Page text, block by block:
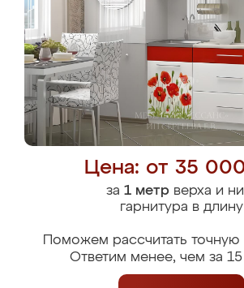
Цена: от 35
за 1 метрверха и
гарнитура в длину
Поможем рассчитать точную
Ответим менее, чем за 15